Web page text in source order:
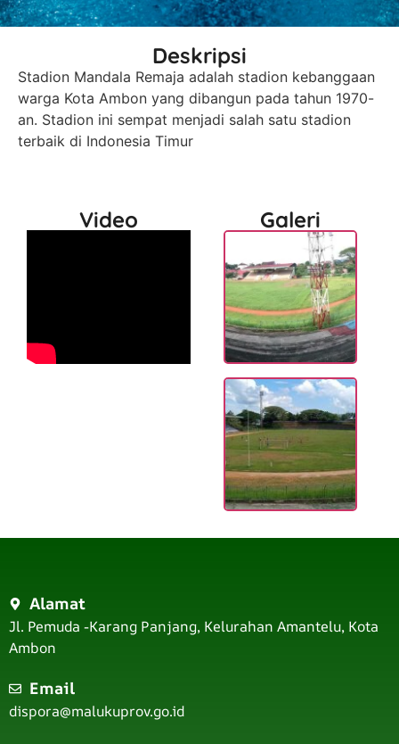
Deskripsi
Stadion Mandala Remaja adalah stadion kebanggaan
warga Kota Ambon yang dibangun pada tahun 1970-
an. Stadion ini sempat menjadi salah satu stadion
terbaik di Indonesia Timur
Video Galeri
Alamat
Jl. Pemuda -Karang Panjang, Kelurahan Amantelu, Kota
Ambon
Email
dispora@malukuprov.go.id